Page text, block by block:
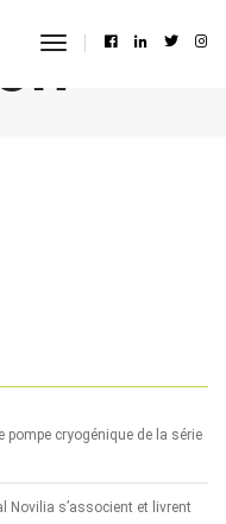
toggle
cryogénique de la série
Novilia s’associent et livrent